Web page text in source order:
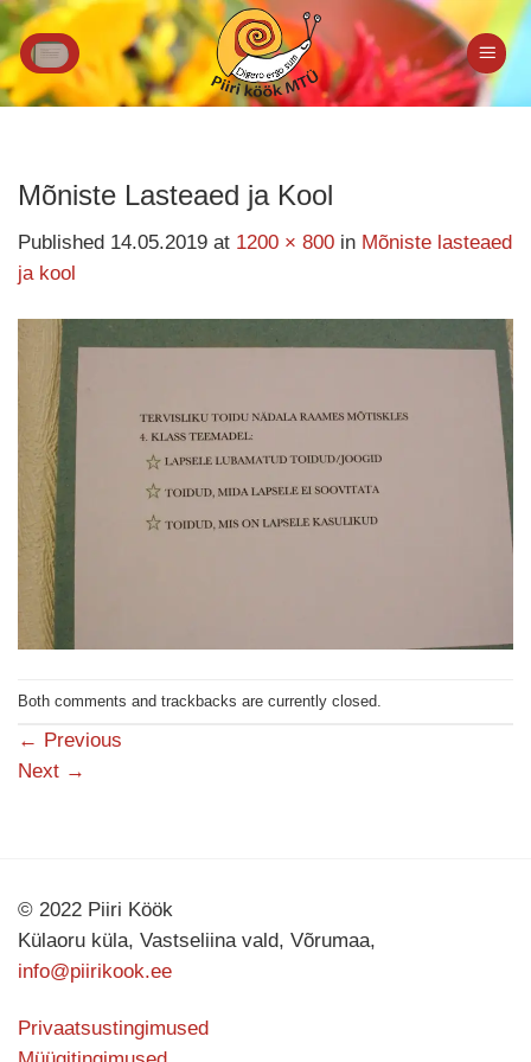
Skip
to
content
Mõniste Lasteaed ja Kool
Published 14.05.2019 at 1200 × 800 in Mõniste lasteaed
ja kool
Both comments and trackbacks are currently closed.
← Previous
Next →
© 2022 Piiri Köök
Külaoru küla, Vastseliina vald, Võrumaa,
info@piirikook.ee
Privaatsustingimused